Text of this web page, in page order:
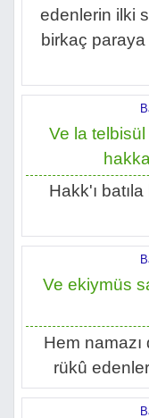
edenlerin ilki
birkaç
Ve la
Hakk'ı
Ve ekiymüs
Hem namazı
rükû